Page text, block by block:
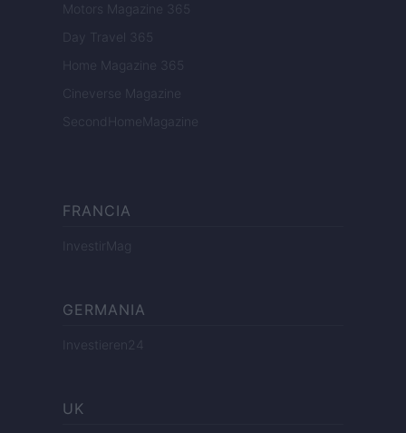
Motors Magazine 365
Day Travel 365
Home Magazine 365
Cineverse Magazine
SecondHomeMagazine
FRANCIA
InvestirMag
GERMANIA
Investieren24
UK